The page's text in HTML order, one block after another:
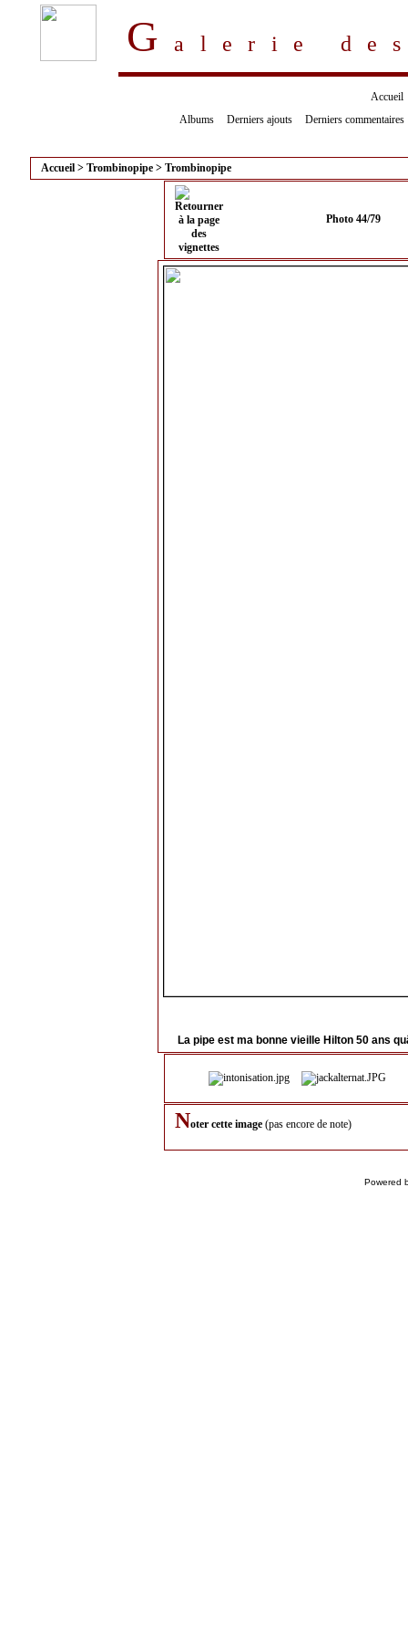
Galerie
Accueil
Albums
Derniers ajouts Derniers commentaires
Accueil > Trombinopipe > Trombinopipe
Photo 44/79
La pipe est ma bonne vieille Hilton 50 ans
Noter cette image (pas encore de note)
Powered